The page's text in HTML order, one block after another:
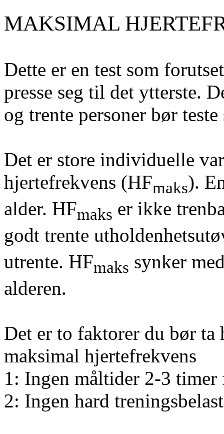
MAKSIMAL
Dette er en test som
presse seg til det ytterste.
og trente personer bør teste
Det er store individuelle
hjertefrekvens (HFmaks).
alder. HFmaks er ikke
godt trente
utrente. HFmaks synker
alderen.
Det er to faktorer du bør ta
maksimal hjertefrekvens
1: Ingen måltider 2-3 timer
2: Ingen hard